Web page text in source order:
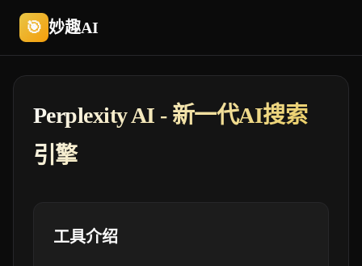
🎯 妙趣AI
Perplexity AI - 新一代AI搜索
引擎
工具介绍